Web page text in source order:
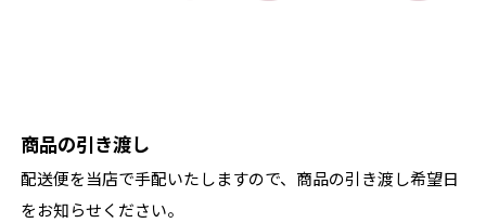
商品の引き渡し
配送便を当店で手配いたしますので、商品の引き渡し希望日
をお知らせください。